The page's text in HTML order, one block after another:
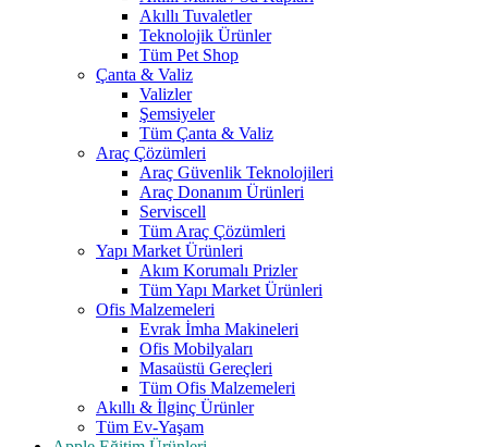
Akıllı Tuvaletler
Teknolojik Ürünler
Tüm Pet Shop
Çanta & Valiz
Valizler
Şemsiyeler
Tüm Çanta & Valiz
Araç Çözümleri
Araç Güvenlik Teknolojileri
Araç Donanım Ürünleri
Serviscell
Tüm Araç Çözümleri
Yapı Market Ürünleri
Akım Korumalı Prizler
Tüm Yapı Market Ürünleri
Ofis Malzemeleri
Evrak İmha Makineleri
Ofis Mobilyaları
Masaüstü Gereçleri
Tüm Ofis Malzemeleri
Akıllı & İlginç Ürünler
Tüm Ev-Yaşam